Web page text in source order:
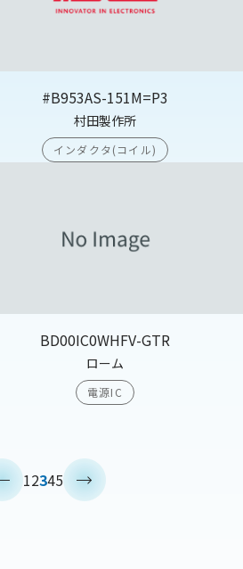
#B953AS-151M=P3
村田製作所
インダクタ(コイル)
BD00IC0WHFV-GTR
ローム
電源IC
12345